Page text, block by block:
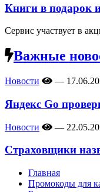
Книги в подарок
Сервис участвует в
Важные
Новости —
Яндекс Go
Новости —
Страховщики
Главная
Промокоды для